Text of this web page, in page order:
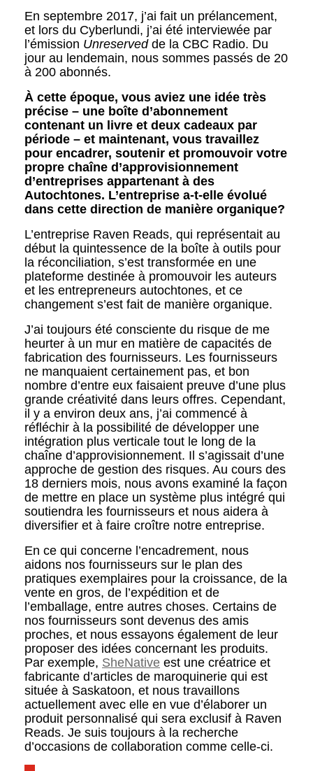
En septembre 2017, j’ai fait un prélancement,
et lors du Cyberlundi, j’ai été interviewée par
l’émission Unreservedde la CBC Radio. Du
jour au lendemain, nous sommes passés de 20
à 200 abonnés.
À cette époque, vous aviez une idée très
précise – une boîte d’abonnement
contenant un livre et deux cadeaux par
période – et maintenant, vous travaillez
pour encadrer, soutenir et promouvoir votre
propre chaîne d’approvisionnement
d’entreprises appartenant à des
Autochtones. L’entreprise a-t-elle évolué
dans cette direction de manière organique?
L’entreprise Raven Reads, qui représentait au
début la quintessence de la boîte à outils pour
la réconciliation, s’est transformée en une
plateforme destinée à promouvoir les auteurs
et les entrepreneurs autochtones, et ce
changement s’est fait de manière organique.
J’ai toujours été consciente du risque de me
heurter à un mur en matière de capacités de
fabrication des fournisseurs. Les fournisseurs
ne manquaient certainement pas, et bon
nombre d’entre eux faisaient preuve d’une plus
grande créativité dans leurs offres. Cependant,
il y a environ deux ans, j’ai commencé à
réfléchir à la possibilité de développer une
intégration plus verticale tout le long de la
chaîne d’approvisionnement. Il s’agissait d’une
approche de gestion des risques. Au cours des
18 derniers mois, nous avons examiné la façon
de mettre en place un système plus intégré qui
soutiendra les fournisseurs et nous aidera à
diversifier et à faire croître notre entreprise.
En ce qui concerne l’encadrement, nous
aidons nos fournisseurs sur le plan des
pratiques exemplaires pour la croissance, de la
vente en gros, de l’expédition et de
l’emballage, entre autres choses. Certains de
nos fournisseurs sont devenus des amis
proches, et nous essayons également de leur
proposer des idées concernant les produits.
Par exemple, SheNative est une créatrice et
fabricante d’articles de maroquinerie qui est
située à Saskatoon, et nous travaillons
actuellement avec elle en vue d’élaborer un
produit personnalisé qui sera exclusif à Raven
Reads. Je suis toujours à la recherche
d’occasions de collaboration comme celle-ci.